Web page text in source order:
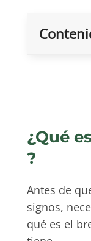
¿Qué
?
Antes de
signos,
qué es el